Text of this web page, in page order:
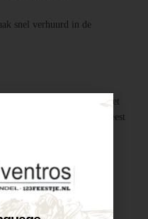
snel verhuurd in de
via Druiventros.com, met
Druiventros”. Laat het feest
feest of